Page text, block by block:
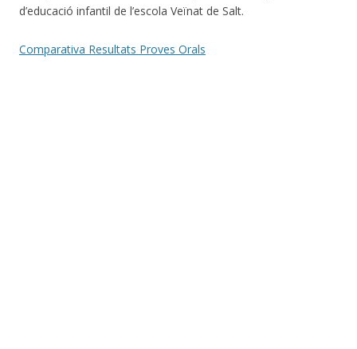
d’educació infantil de l’escola Veïnat de Salt.
Comparativa Resultats Proves Orals